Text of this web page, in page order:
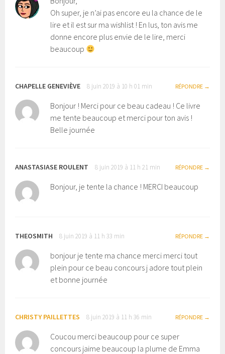
Oh super, je n’ai pas encore eu la chance de le
lire et il est sur ma wishlist ! En lus, ton avis me
donne encore plus envie de le lire, merci
beaucoup
CHAPELLE GENEVIÈVE 8 juin 2019 à 10 h 01 min RÉPONDRE
Bonjour ! Merci pour ce beau cadeau ! Ce livre
me tente beaucoup et merci pour ton avis !
Belle journée
ANASTASIASE ROULENT 8 juin 2019 à 11 h 21 min RÉPONDRE
Bonjour, je tente la chance ! MERCI beaucoup
THEOSMITH 8 juin 2019 à 11 h 33 min RÉPONDRE
bonjour je tente ma chance merci merci tout
plein pour ce beau concours j adore tout plein
et bonne journée
CHRISTY PAILLETTES 8 juin 2019 à 11 h 36 min RÉPONDRE
Coucou merci beaucoup pour ce super
concours jaime beaucoup la plume de Emma